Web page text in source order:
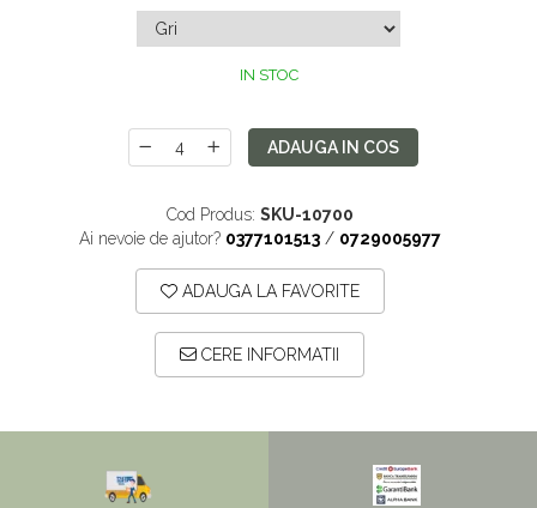
Seturi mese si scaune bucatarie
Suport pentru umerase
Mobilier gradinita
IN STOC
ADAUGA IN COS
Cod Produs: SKU-10700
Ai nevoie de ajutor? 0377101513 / 0729005977
ADAUGA LA FAVORITE
CERE INFORMATII